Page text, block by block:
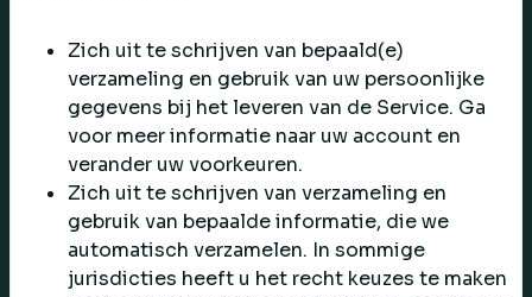
Zich uit te schrijven van bepaald(e)
verzameling en gebruik van uw persoonlijke
gegevens bij het leveren van de Service. Ga
voor meer informatie naar uw account en
verander uw voorkeuren.
Zich uit te schrijven van verzameling en
gebruik van bepaalde informatie, die we
automatisch verzamelen. In sommige
jurisdicties heeft u het recht keuzes te maken